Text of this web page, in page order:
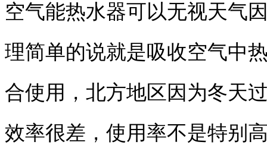
空气能热水器可以无视天气
理简单的说就是吸收空气中
合使用，北方地区因为冬天
效率很差，使用率不是特别